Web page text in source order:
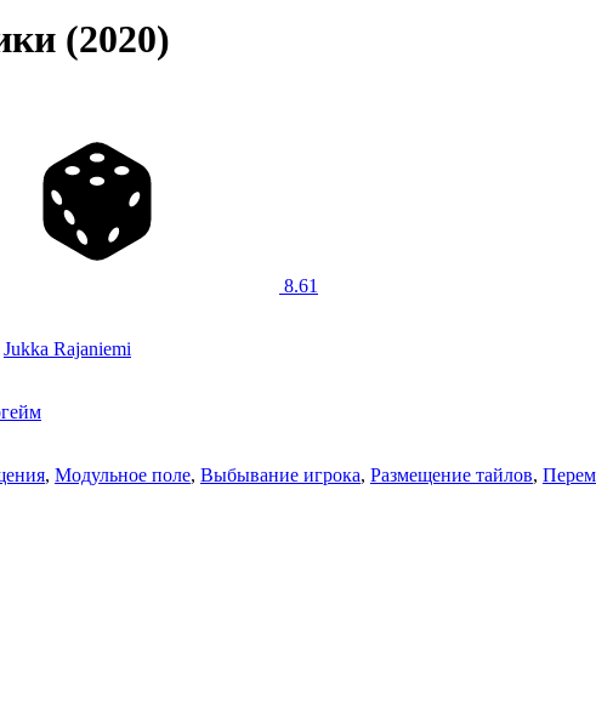
(2020)
8.61
Jukka Rajaniemi
, Модульное поле, Выбывание игрока, Размещение тайлов,